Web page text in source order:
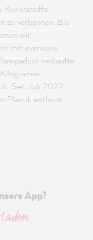
Kunststoffe
zu verbannen. Bis
wir
mit everwave
verkaufte
Seit Juli 2022
Plastik entfernt
App?